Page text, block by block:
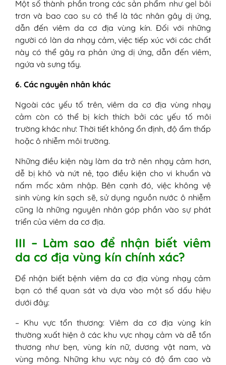
Một số thành phần trong các sản phẩm như gel bôi
trơn và bao cao su có thể là tác nhân gây dị ứng,
dẫn đến viêm da cơ địa vùng kín. Đối với những
người có làn da nhạy cảm, việc tiếp xúc với các chất
này có thể gây ra phản ứng dị ứng, dẫn đến viêm,
ngứa và sưng tấy.
6. Các nguyên nhân khác
Ngoài các yếu tố trên, viêm da cơ địa vùng nhạy
cảm còn có thể bị kích thích bởi các yếu tố môi
trường khác như: Thời tiết không ổn định, độ ẩm thấp
hoặc ô nhiễm môi trường.
Những điều kiện này làm da trở nên nhạy cảm hơn,
dễ bị khô và nứt nẻ, tạo điều kiện cho vi khuẩn và
nấm mốc xâm nhập. Bên cạnh đó, việc không vệ
sinh vùng kín sạch sẽ, sử dụng nguồn nước ô nhiễm
cũng là những nguyên nhân góp phần vào sự phát
triển của viêm da cơ địa.
III – Làm sao để nhận biết viêm
da cơ địa vùng kín chính xác?
Để nhận biết bệnh viêm da cơ địa vùng nhạy cảm
bạn có thể quan sát và dựa vào một số dấu hiệu
dưới đây:
– Khu vực tổn thương: Viêm da cơ địa vùng kín
thường xuất hiện ở các khu vực nhạy cảm và dễ tổn
thương như bẹn, vùng kín nữ, dương vật nam, và
vùng mông. Những khu vực này có độ ẩm cao và